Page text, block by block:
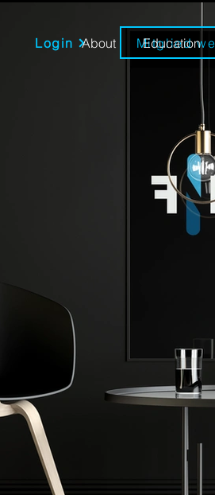
Login Mitglied
About Education